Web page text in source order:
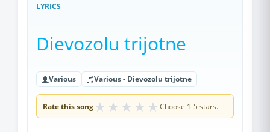
LYRICS
Dievozolu trijotne
Various Various - Dievozolu trijotne
Rate this song★ ★ ★ ★ ★ Choose 1-5 stars.